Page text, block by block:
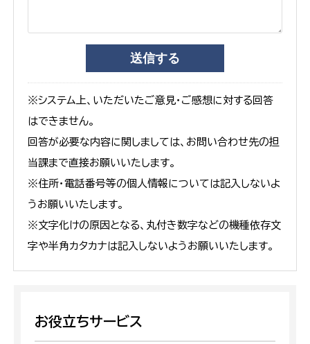
※システム上、いただいたご意見・ご感想に対する回答
はできません。
回答が必要な内容に関しましては、お問い合わせ先の担
当課まで直接お願いいたします。
※住所・電話番号等の個人情報については記入しないよ
うお願いいたします。
※文字化けの原因となる、丸付き数字などの機種依存文
字や半角カタカナは記入しないようお願いいたします。
お役立ちサービス